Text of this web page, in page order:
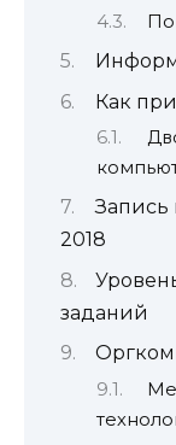
Как
Запись
2018
заданий